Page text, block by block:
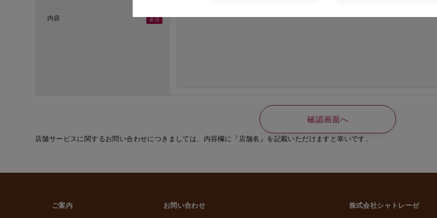
(６) お取引先の従業員、役員に関する個人情報
・(１)～(７)に記載した利用目的以外で個人情報を取得または利用する場合は、個別に利用目的を明示
3. 個人情報の第三者への委託・提供について
内容
店舗サービスに関するお問い合わせにつきましては、内容欄に『店舗名』を記載いただけますと幸いです。
ご案内 お問い合わせ 株式会社シャトレーゼ